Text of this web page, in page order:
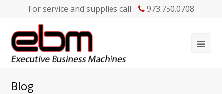
For service and supplies call 973.750.0708
Blog